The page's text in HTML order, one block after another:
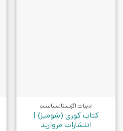
ادبیات اگزیستانسیالیسم
کتاب کوری (شومیز) |
انتشارات مروارید